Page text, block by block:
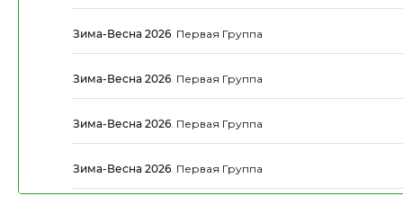
Зима-Весна 2026. Первая Группа
Зима-Весна 2026. Первая Группа
Зима-Весна 2026. Первая Группа
Зима-Весна 2026. Первая Группа